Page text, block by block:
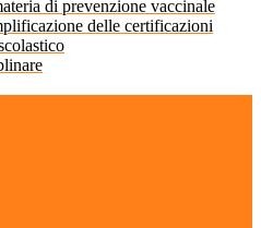
di prevenzione vaccinale
delle certificazioni